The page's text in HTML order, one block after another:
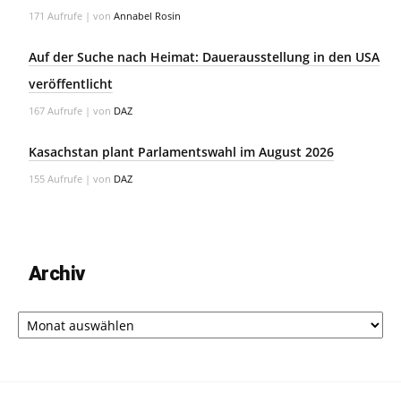
171 Aufrufe | von Annabel Rosin
Auf der Suche nach Heimat: Dauerausstellung in den USA
veröffentlicht
167 Aufrufe | von DAZ
Kasachstan plant Parlamentswahl im August 2026
155 Aufrufe | von DAZ
Archiv
Archiv